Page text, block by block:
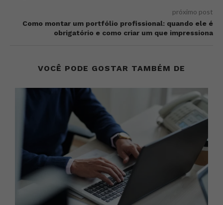
próximo post
Como montar um portfólio profissional: quando ele é
obrigatório e como criar um que impressiona
VOCÊ PODE GOSTAR TAMBÉM DE